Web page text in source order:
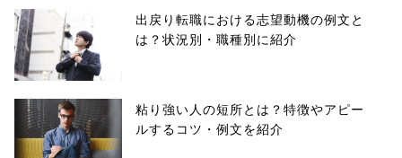
出戻り転職における志望動機の例文と
は？状況別・職種別に紹介
粘り強い人の短所とは？特徴やアピー
ルするコツ・例文を紹介